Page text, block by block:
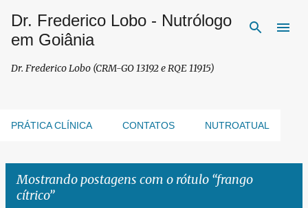
Pular para o conteúdo principal
Dr. Frederico Lobo - Nutrólogo
em Goiânia
Dr. Frederico Lobo (CRM-GO 13192 e RQE 11915)
PRÁTICA CLÍNICA CONTATOS NUTROATUAL
Mostrando postagens com o rótulo frango
cítrico